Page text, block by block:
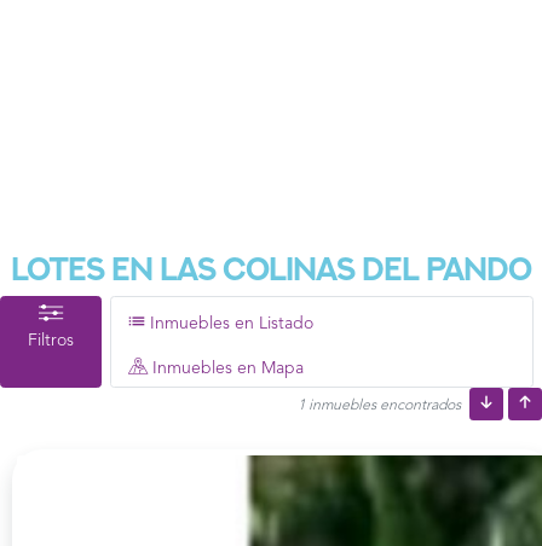
Lotes En Las Colinas Del Pando
Filtros
Inmuebles en Listado
Inmuebles en Mapa
1 inmuebles encontrados